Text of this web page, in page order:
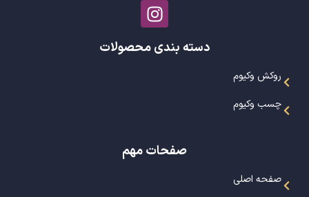
دسته بندی محصولات
روکش وکیوم
چسب وکیوم
صفحات مهم
صفحه اصلی